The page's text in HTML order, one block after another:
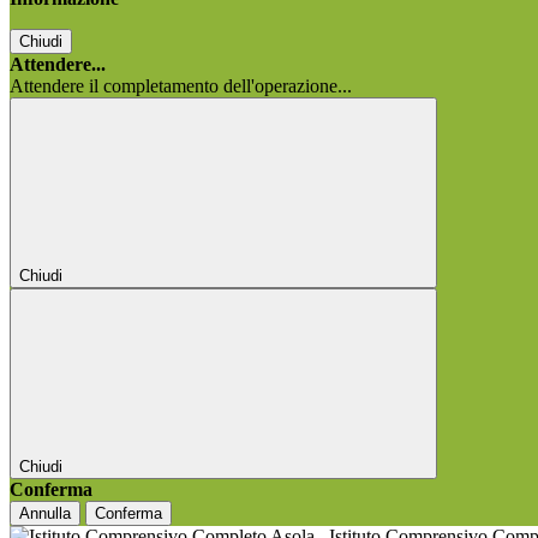
Chiudi
Attendere...
Attendere il completamento dell'operazione...
Chiudi
Chiudi
Conferma
Annulla Conferma